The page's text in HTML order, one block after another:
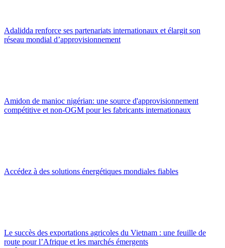
Adalidda renforce ses partenariats internationaux et élargit son
réseau mondial d’approvisionnement
Amidon de manioc nigérian: une source d'approvisionnement
compétitive et non-OGM pour les fabricants internationaux
Accédez à des solutions énergétiques mondiales fiables
Le succès des exportations agricoles du Vietnam : une feuille de
route pour l’Afrique et les marchés émergents